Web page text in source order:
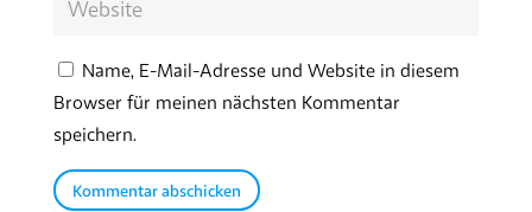
Name, E-Mail-Adresse und Website in diesem
Browser für meinen nächsten Kommentar
speichern.
Kommentar abschicken